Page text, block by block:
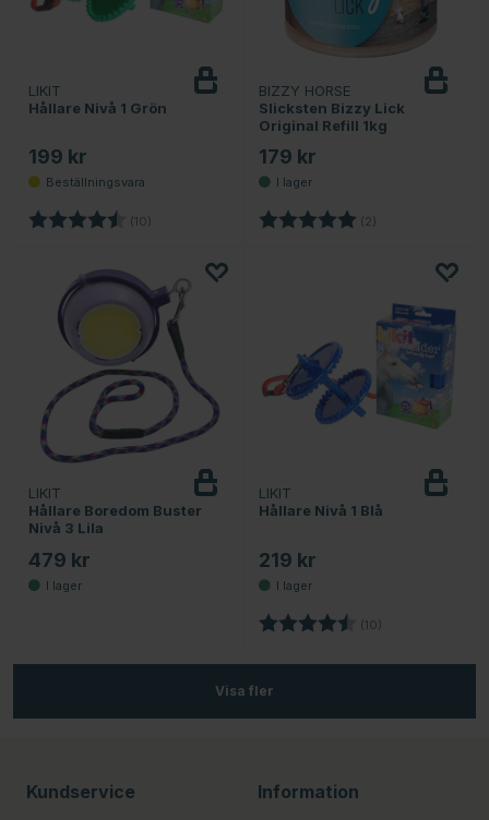
LIKIT
Hållare Nivå 1 Grön
199 kr
Betyg: (10) 4.2 utav 5 stjärnor
BIZZY HORSE
Slicksten Bizzy Lick
Original Refill 1kg
179 kr
Betyg: (2)
LIKIT
Hållare Boredom Buster
Nivå 3 Lila
479 kr
LIKIT
Hållare Nivå 1 Blå
219 kr
Betyg: (10)
Visa fler
Kundservice Information